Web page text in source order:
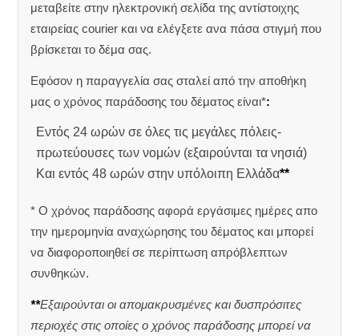
μεταβείτε στην ηλεκτρονική σελίδα της αντίστοιχης
εταιρείας courier και να ελέγξετε ανα πάσα στιγμή που
βρίσκεται το δέμα σας.
Εφόσον η παραγγελία σας σταλεί από την αποθήκη
μας ο χρόνος παράδοσης του δέματος είναι*:
Εντός 24 ωρών σε όλες τις μεγάλες πόλεις-
πρωτεύουσες των νομών (εξαιρούνται τα νησιά)
Και εντός 48 ωρών στην υπόλοιπη Ελλάδα**
* Ο χρόνος παράδοσης αφορά εργάσιμες ημέρες απο
την ημερομηνία αναχώρησης του δέματος και μπορεί
να διαφοροποιηθεί σε περίπτωση απρόβλεπτων
συνθηκών.
**Εξαιρούνται οι απομακρυσμένες και δυσπρόσιτες
περιοχές στις οποίες ο χρόνος παράδοσης μπορεί να